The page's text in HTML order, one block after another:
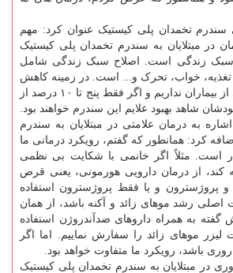
سندرم تخمدان پلی کیستیک عنوان کرد: مهم
در مبتلایان به سندرم تخمدان پلی کیستیک
زندگی است. اصلاح سبک زندگی شامل
تغذیه، خواب، تحرک و... است. در زمینه کاهش
وزن هم ما توقع زیادی از بیماران نداریم و اگر فقط پنج تا ۱۰ درصد از
شاهد بهبود علایم این سندرم خواهند بود.
به درمان علامتی در مبتلایان به سندرم
کرد: همانطور که گفتم، رویکرد درمانی ما
است. مثلاً اگر خانمی با شکایت بی نظمی
کند، از درمان دارویی هورمونی، یعنی قرص
پروژسترون و یا فقط پروژسترون استفاده
اصلی رشد موهای زائد و آکنه باشد، از همان
گفته به همراه داروهای ضدآندروژن استفاده
موهای زائد را سفارش نماییم. اما اگر
باشد، رویکرد ما متفاوت خواهد بود.
در مبتلایان به سندرم تخمدان پلی کیستیک